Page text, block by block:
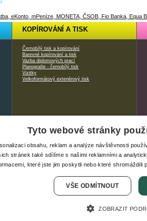
KOPÍROVÁNÍ A TISK
Černobílý tisk a kopírování
Barevné kopírování a tisk
Vazba diplomových prací
Planografie - černobílý tisk
Vizitky
Velkoformátový exteriérový tisk
Xerox produkty| webdesign odSafari Media
Tyto webové stránky
obsahu, reklam a analýze návštěvnosti
stránek také sdílíme s našimi reklamními a
které jste jim poskytli nebo které
VŠE ODMÍTNOUT
ZOBRAZIT